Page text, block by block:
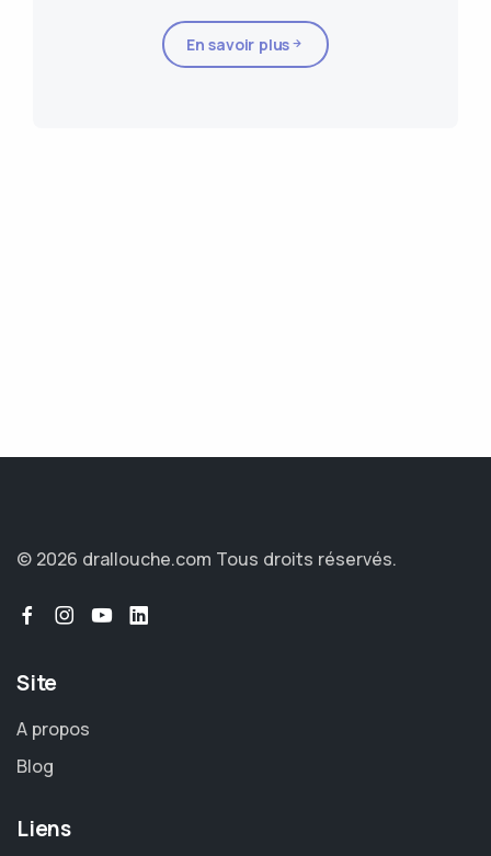
En savoir plus
© 2026 drallouche.com Tous droits réservés.
Site
A propos
Blog
Liens